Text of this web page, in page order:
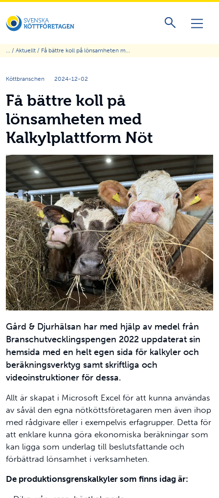
... / Aktuellt / Få bättre koll på lönsamheten m...
Köttbranschen 2024-12-02
Få bättre koll på
lönsamheten med
Kalkylplattform Nöt
Gård & Djurhälsan har med hjälp av medel från
Branschutvecklingspengen 2022 uppdaterat sin
hemsida med en helt egen sida för kalkyler och
beräkningsverktyg samt skriftliga och
videoinstruktioner för dessa.
Allt är skapat i Microsoft Excel för att kunna användas
av såväl den egna nötköttsföretagaren men även ihop
med rådgivare eller i exempelvis erfagrupper. Detta för
att enklare kunna göra ekonomiska beräkningar som
kan ligga som underlag till beslutsfattande och
förbättrad lönsamhet i verksamheten.
De produktionsgrenskalkyler som finns idag är: